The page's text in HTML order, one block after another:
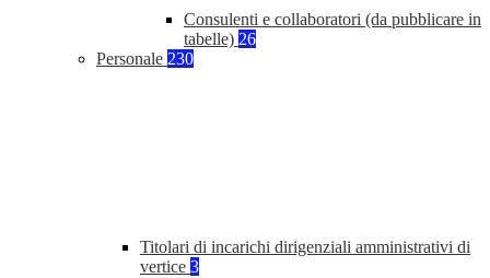
Consulenti e collaboratori (da pubblicare in
tabelle) 26
Personale 230
Titolari di incarichi dirigenziali amministrativi di
vertice 3